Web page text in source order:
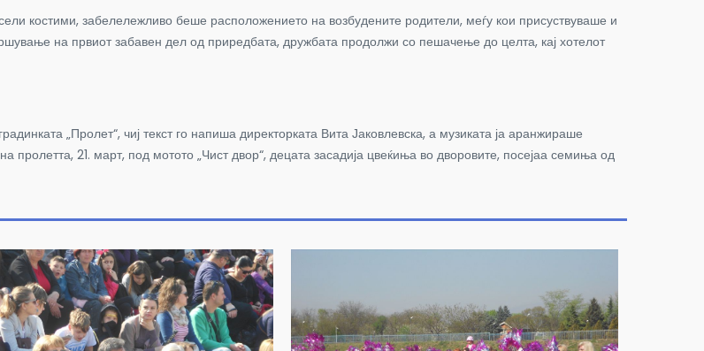
костими, забелележливо беше расположението на возбудените родители, меѓу кои присуствуваше и
на првиот забавен дел од приредбата, дружбата продолжи со пешачење до целта, кај хотелот
„Пролет“, чиј текст го напиша директорката Вита Јаковлевска, а музиката ја аранжираше
пролетта, 21. март, под мотото „Чист двор“, децата засадија цвеќиња во дворовите, посејаа семиња од